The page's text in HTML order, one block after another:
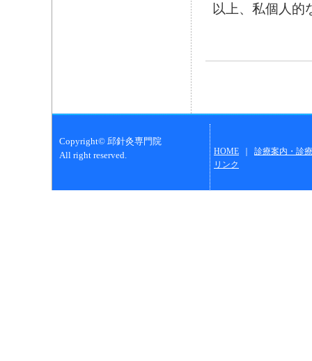
以上、私個人的
Copyright© 邱針灸専門院
All right reserved.
HOME ｜
診療案内・診
リンク